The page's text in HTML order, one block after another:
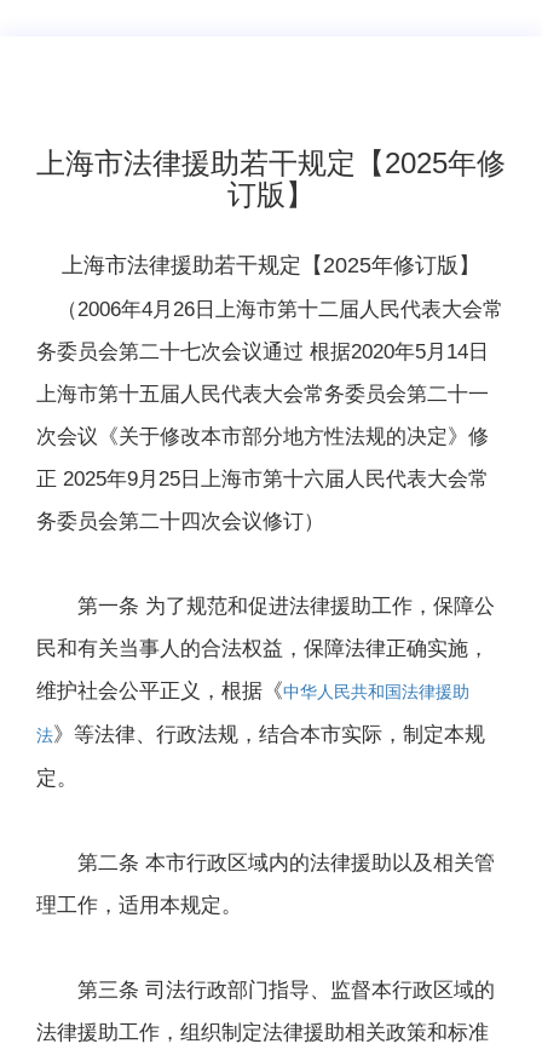
上海市法律援助若干规定【2025年修
订版】
上海市法律援助若干规定【2025年修订版】
（2006年4月26日上海市第十二届人民代表大会常
务委员会第二十七次会议通过 根据2020年5月14日
上海市第十五届人民代表大会常务委员会第二十一
次会议《关于修改本市部分地方性法规的决定》修
正 2025年9月25日上海市第十六届人民代表大会常
务委员会第二十四次会议修订）
第一条 为了规范和促进法律援助工作，保障公
民和有关当事人的合法权益，保障法律正确实施，
维护社会公平正义，根据《中华人民共和国法律援助
法》等法律、行政法规，结合本市实际，制定本规
定。
第二条 本市行政区域内的法律援助以及相关管
理工作，适用本规定。
第三条 司法行政部门指导、监督本行政区域的
法律援助工作，组织制定法律援助相关政策和标准